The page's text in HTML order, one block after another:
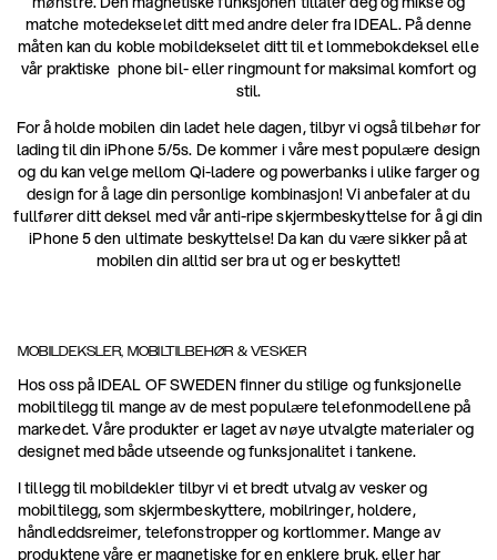
matche motedekselet ditt med andre deler fra IDEAL. På denne
måten kan du koble mobildekselet ditt til et lommebokdeksel elle
vår praktiske phone bil- eller ringmount for maksimal komfort og
stil.
For å holde mobilen din ladet hele dagen, tilbyr vi også tilbehør for
lading til din iPhone 5/5s. De kommer i våre mest populære design
og du kan velge mellom Qi-ladere og powerbanks i ulike farger og
design for å lage din personlige kombinasjon! Vi anbefaler at du
fullfører ditt deksel med vår anti-ripe skjermbeskyttelse for å gi din
iPhone 5 den ultimate beskyttelse! Da kan du være sikker på at
mobilen din alltid ser bra ut og er beskyttet!
MOBILDEKSLER, MOBILTILBEHØR & VESKER
Hos oss på IDEAL OF SWEDEN finner du stilige og funksjonelle
mobiltilegg til mange av de mest populære telefonmodellene på
markedet. Våre produkter er laget av nøye utvalgte materialer og
designet med både utseende og funksjonalitet i tankene.
I tillegg til mobildekler tilbyr vi et bredt utvalg av vesker og
mobiltilegg, som skjermbeskyttere, mobilringer, holdere,
håndleddsreimer, telefonstropper og kortlommer. Mange av
produktene våre er magnetiske for en enklere bruk, eller har